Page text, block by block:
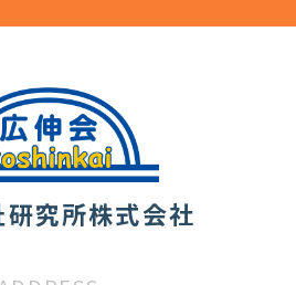
研究所株式会社